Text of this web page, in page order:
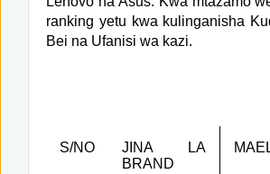
ranking yetu kwa kulinganisha
Bei na Ufanisi wa kazi.
S/NO
JINA LA
BRAND